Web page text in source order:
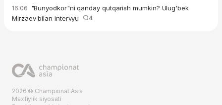
16:06 "Bunyodkor"ni qanday qutqarish mumkin? Ulug'bek
Mirzaev bilan intervyu
4
2026 © Championat.Asia
Maxfiylik siyosati